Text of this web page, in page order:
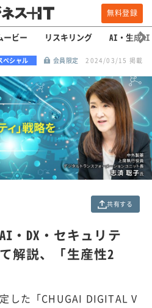
無料登録
ービー リスキリング AI・生成AI
ペシャル 会員限定 2024/03/15 掲載
共有する
・DX・セキュリテ
解説、「生産性2
した「CHUGAI DIGITAL V